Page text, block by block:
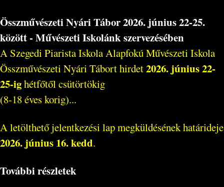
Összművészeti Nyári Tábor 2026. június 22-25.
között - Művészeti Iskolánk szervezésében
A Szegedi Piarista Iskola Alapfokú Művészeti Iskola
Összművészeti Nyári Tábort hirdet2026. június 22-
25-ighétfőtől csütörtökig
(8-18 éves korig)...
A letölthető jelentkezési lap megküldésének határideje
2026. június 16. kedd.
További részletek